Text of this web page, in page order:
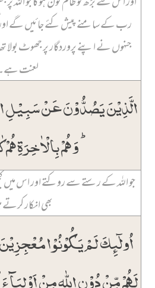
رب کے سامنے پیش کئے جائیں گے اور
جنہوں نے اپنے پروردگار پر جھوٹ بولا
لعنت
الَّذِیۡنَ یَصُدُّوۡنَ عَنۡ سَبِیۡلِ
وَ ہُمۡ بِالۡاٰخِرَۃِ ہُمۡ
جو اللہ کے رستے سے روکتے اور اس میں
بھی انکار
اُولٰٓئِکَ لَمۡ یَکُوۡنُوۡا
لَہُمۡ مِّنۡ دُوۡنِ اللّٰہِ مِنۡ